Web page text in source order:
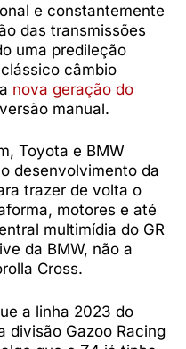
e constantemente
das transmissões
uma predileção
câmbio
nova geração do
manual.
Toyota e BMW
desenvolvimento da
trazer de volta o
motores e até
multimídia do GR
da BMW, não a
Cross.
a linha 2023 do
divisão Gazoo Racing